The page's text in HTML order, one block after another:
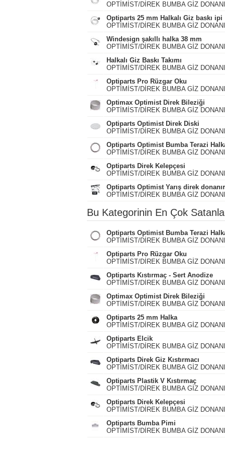
OPTİMİST/DİREK BUMBA GİZ
Optiparts 25 mm Halkalı Giz baskı ipi
OPTİMİST/DİREK BUMBA GİZ
Windesign şakıllı halka 38 mm
OPTİMİST/DİREK BUMBA GİZ
Halkalı Giz Baskı Takımı
OPTİMİST/DİREK BUMBA GİZ
Optiparts Pro Rüzgar Oku
OPTİMİST/DİREK BUMBA GİZ
Optimax Optimist Direk Bileziği
OPTİMİST/DİREK BUMBA GİZ
Optiparts Optimist Direk Diski
OPTİMİST/DİREK BUMBA GİZ
Optiparts Optimist Bumba Terazi
OPTİMİST/DİREK BUMBA GİZ
Optiparts Direk Kelepçesi
OPTİMİST/DİREK BUMBA GİZ
Optiparts Optimist Yarış direk
OPTİMİST/DİREK BUMBA GİZ
Bu Kategorinin En Çok
Optiparts Optimist Bumba Terazi
OPTİMİST/DİREK BUMBA GİZ
Optiparts Pro Rüzgar Oku
OPTİMİST/DİREK BUMBA GİZ
Optiparts Kıstırmaç - Sert Anodize
OPTİMİST/DİREK BUMBA GİZ
Optimax Optimist Direk Bileziği
OPTİMİST/DİREK BUMBA GİZ
Optiparts 25 mm Halka
OPTİMİST/DİREK BUMBA GİZ
Optiparts Elcik
OPTİMİST/DİREK BUMBA GİZ
Optiparts Direk Giz Kıstırmacı
OPTİMİST/DİREK BUMBA GİZ
Optiparts Plastik V Kıstırmaç
OPTİMİST/DİREK BUMBA GİZ
Optiparts Direk Kelepçesi
OPTİMİST/DİREK BUMBA GİZ
Optiparts Bumba Pimi
OPTİMİST/DİREK BUMBA GİZ